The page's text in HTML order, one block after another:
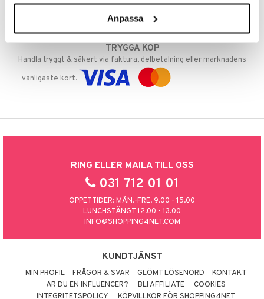
Anpassa
GODKÄND AV LÄKEMEDELSVERKET
EU-logotypen är symbolen som visar att vi är godkända av
TRYGGA KÖP
Handla tryggt & säkert via faktura, delbetalning eller marknadens
vanligaste kort.
RING ELLER MAILA TILL OSS
031 712 01 01
ÖPPETTIDER: MÅN.-FRE. 9.00 - 15.00
LUNCHSTÄNGT 12.00 - 13.00
INFO@SHOPPING4NET.COM
KUNDTJÄNST
MIN PROFIL FRÅGOR & SVAR GLÖMT LÖSENORD
KONTAKT
ÄR DU EN INFLUENCER?
BLI AFFILIATE
COOKIES
INTEGRITETSPOLICY
KÖPVILLKOR FÖR SHOPPING4NET